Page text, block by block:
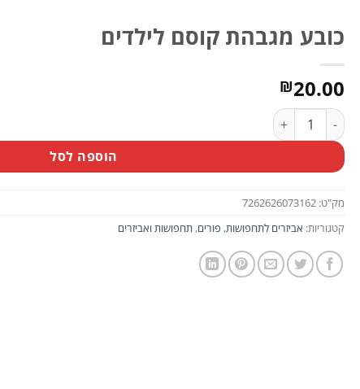
כובע מגבהת קוסם לילדים
₪20.00
כמות של כובע מגבהת קוסם לילדים
הוספה לסל
מק"ט: 7262626073162
קטגוריות: אביזרים לתחפושות, פורים, תחפושות ואביזרים